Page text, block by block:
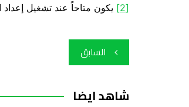
[2] يكون متاحاً عند تشغيل
تصفّح
المقالات
السابق
شاهد ايضا